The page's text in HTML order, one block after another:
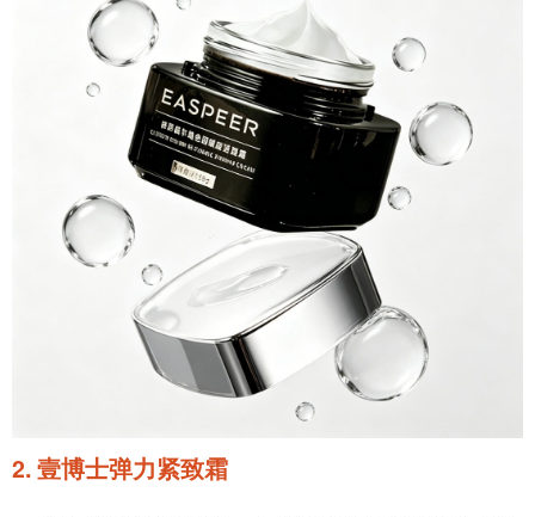
2. 壹博士弹力紧致霜